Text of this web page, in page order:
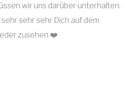
wir uns darüber unterhalten.
sehr sehr Dich auf dem
zusehen ❤️